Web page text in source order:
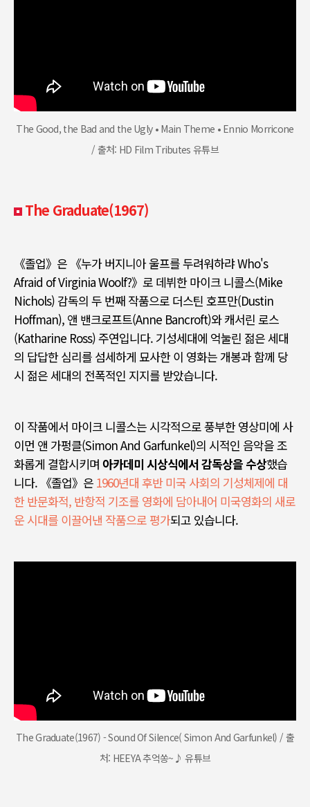
The Good, the Bad and the Ugly • Main Theme • Ennio Morricone
/ 출처: HD Film Tributes 유튜브
The Graduate(1967)
《졸업》 은 《누가 버지니아 울프를 두려워하랴Who's
Afraid of Virginia Woolf?》 로 데뷔한 마이크 니콜스(Mike
Nichols) 감독의 두 번째 작품으로 더스틴 호프만(Dustin
Hoffman), 앤 밴크로프트(Anne Bancroft)와 캐서린 로스
(Katharine Ross)주연입니다. 기성세대에 억눌린 젊은 세대
의 답답한 심리를 섬세하게 묘사한 이 영화는 개봉과 함께 당
시 젊은 세대의 전폭적인 지지를 받았습니다.
이 작품에서 마이크 니콜스는 시각적으로 풍부한 영상미에 사
이먼 앤 가펑클(Simon And Garfunkel)의 시적인 음악을 조
화롭게 결합시키며 아카데미 시상식에서 감독상을 수상했습
니다. 《졸업》 은 1960년대 후반 미국 사회의 기성체제에 대
한 반문화적, 반항적 기조를 영화에 담아내어 미국영화의 새로
운 시대를 이끌어낸 작품으로 평가되고 있습니다.
The Graduate(1967) - Sound Of Silence( Simon And Garfunkel) / 출
처: HEEYA 추억쏭~♪ 유튜브